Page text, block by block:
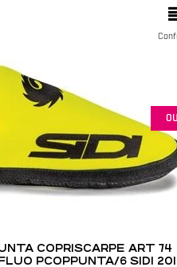
COPRISCARPE ART 74
PCOPPUNTA/6 SIDI